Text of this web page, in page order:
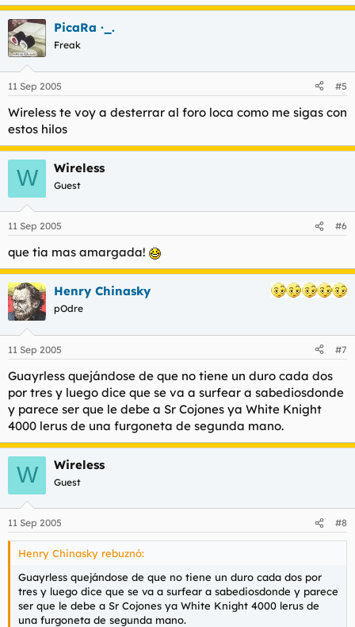
PicaRa ·_.
Freak
11 Sep 2005 #5
Wireless te voy a desterrar al foro loca como me sigas con
estos hilos
W Wireless
Guest
11 Sep 2005 #6
que tia mas amargada!
Henry Chinasky
pOdre
11 Sep 2005 #7
Guayrless quejándose de que no tiene un duro cada dos
por tres y luego dice que se va a surfear a sabediosdonde
y parece ser que le debe a Sr Cojones ya White Knight
4000 lerus de una furgoneta de segunda mano.
W Wireless
Guest
11 Sep 2005 #8
Henry Chinasky rebuznó:
Guayrless quejándose de que no tiene un duro cada dos por
tres y luego dice que se va a surfear a sabediosdonde y parece
ser que le debe a Sr Cojones ya White Knight 4000 lerus de
una furgoneta de segunda mano.